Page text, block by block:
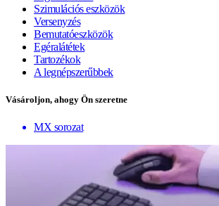
Szimulációs eszközök
Versenyzés
Bemutatóeszközök
Egéralátétek
Tartozékok
A legnépszerűbbek
Vásároljon, ahogy Ön szeretne
MX sorozat